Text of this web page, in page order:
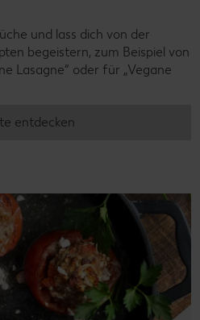
und lass dich von der
begeistern, zum Beispiel von
Lasagne“ oder für „Vegane
entdecken